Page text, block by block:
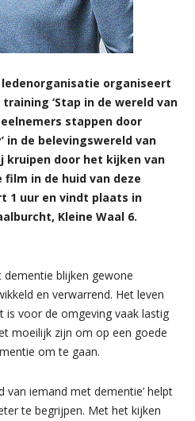
ledenorganisatie organiseert
‘Stap in de wereld van
stappen door
in de belevingswereld van
kruipen door het kijken van
in de huid van deze
1 uur en vindt plaats in
Kleine Waal 6.
blijken gewone
en verwarrend. Het leven
is voor de omgeving vaak lastig
moeilijk zijn om op een goede
om te gaan.
van iemand met dementie’ helpt
te begrijpen. Met het kijken